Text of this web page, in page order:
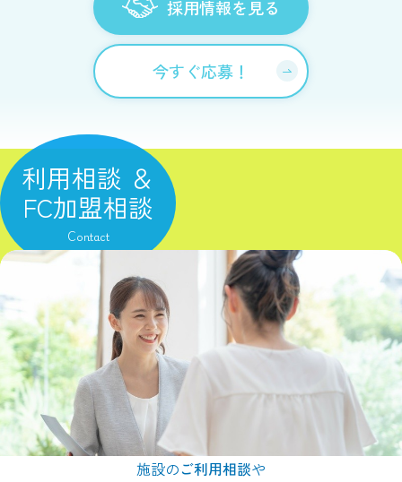
採用情報を見る
今すぐ応募！
利用相談 ＆
FC加盟相談
Contact
施設のご利用相談や